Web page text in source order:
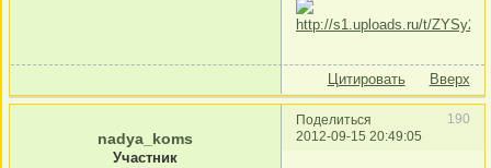
Цитировать Вверх
Поделиться
190
2012-09-15 20:49:05
nadya_koms
Участник